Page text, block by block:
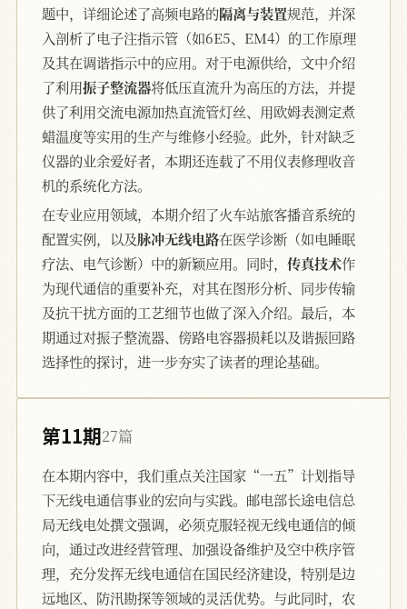
题中，详细论述了高频电路的隔离与装置规范，并深
入剖析了电子注指示管（如6E5、EM4）的工作原理
及其在调谐指示中的应用。对于电源供给，文中介绍
了利用振子整流器将低压直流升为高压的方法，并提
供了利用交流电源加热直流管灯丝、用欧姆表测定煮
蜡温度等实用的生产与维修小经验。此外，针对缺乏
仪器的业余爱好者，本期还连载了不用仪表修理收音
机的系统化方法。
在专业应用领域，本期介绍了火车站旅客播音系统的
配置实例，以及脉冲无线电路在医学诊断（如电睡眠
疗法、电气诊断）中的新颖应用。同时， 传真技术作
为现代通信的重要补充，对其在图形分析、同步传输
及抗干扰方面的工艺细节也做了深入介绍。最后，本
期通过对振子整流器、傍路电容器损耗以及谐振回路
选择性的探讨，进一步夯实了读者的理论基础。
第11期27篇
在本期内容中，我们重点关注国家“一五”计划指导
下无线电通信事业的宏向与实践。邮电部长途电信总
局无线电处撰文强调，必须克服轻视无线电通信的倾
向，通过改进经营管理、加强设备维护及空中秩序管
理，充分发挥无线电通信在国民经济建设，特别是边
远地区、防汛勘探等领域的灵活优势。与此同时，农